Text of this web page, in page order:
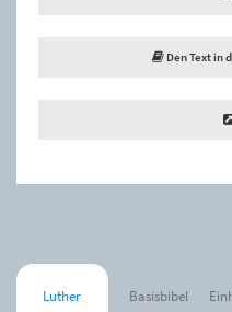
Den Text in
Luther Basisbibel